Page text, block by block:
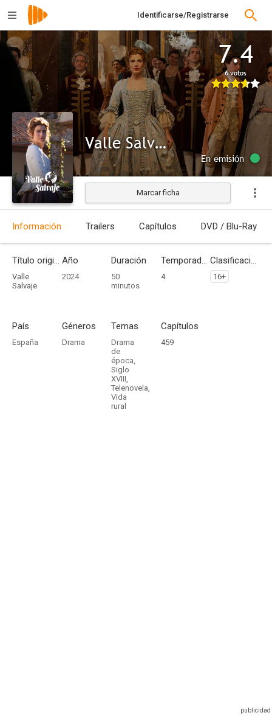
Identificarse/Registrarse
7.4
6 votos
Valle Salvaje
En emisión
Marcar ficha
Información Trailers Capítulos DVD / Blu-Ray
Título original
Valle
Salvaje
Año
2024
Duración
50
minutos
Temporadas
4
Clasificación por edades
16+
País
España
Géneros
Drama
Temas
Drama
de
época,
Siglo
XVIII,
Telenovela,
Vida
rural
Capítulos
459